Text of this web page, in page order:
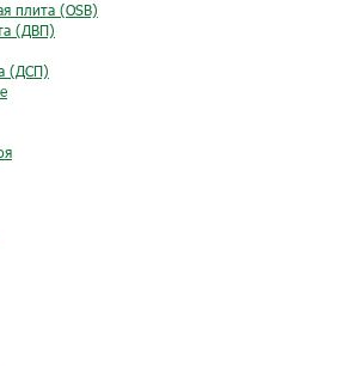
плита (OSB)
(ДВП)
(ДСП)